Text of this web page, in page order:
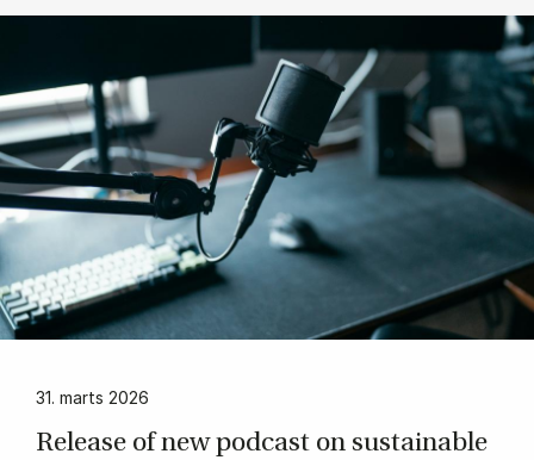
31. marts 2026
Re­lease of new pod­cast on sus­tain­able